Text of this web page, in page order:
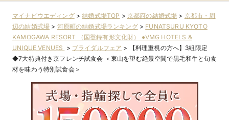
マイナビウエディング>結婚式場TOP > 京都府の結婚式場 > 京都市・周
辺の結婚式場 > 河原町の結婚式場ランキング> FUNATSURU KYOTO
KAMOGAWA RESORT （国登録有形文化財） ●VMG HOTELS &
UNIQUE VENUES > ブライダルフェア >
【料理重視の方へ】3組限定
◆7大特典付き京フレンチ試食会 ＜東山を望む絶景空間で黒毛和牛と旬食
材を味わう特別試食会＞